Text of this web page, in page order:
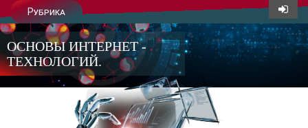
Рубрика
ОСНОВЫ ИНТЕРНЕТ -
ТЕХНОЛОГИЙ.